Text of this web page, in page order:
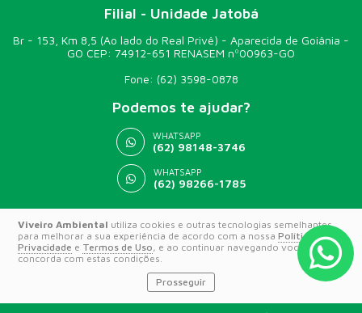
Viveiro Ambiental utiliza cookies e outras tecnologias semelhantes
para melhorar a sua experiência de acordo com a nossa Política de
Privacidade e Termos de Uso, e ao continuar navegando você
concorda com estas condições.
Prosseguir
Filial - Unidade Jatobá
Br - 153, Km 8,5 (Ao lado do Real Privê) - Aparecida de Goiânia -
GO CEP: 74912-651 RENASEM nº00963-GO
Fone: (62) 3598-0878
Podemos te ajudar?
WHATSAPP
(62) 98148-3746
WHATSAPP
(62) 98266-1785
© 2026 VIVEIRO AMBIENTAL